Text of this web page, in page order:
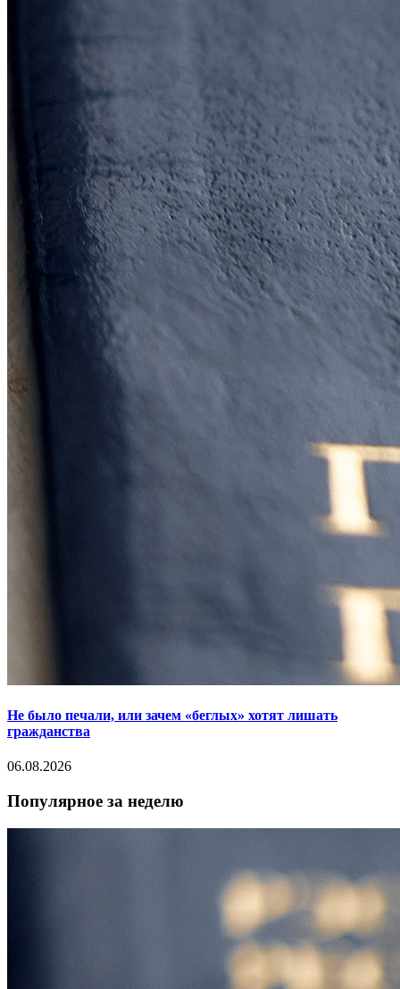
Не было печали, или зачем «беглых» хотят лишать
гражданства
06.08.2026
Популярное за неделю